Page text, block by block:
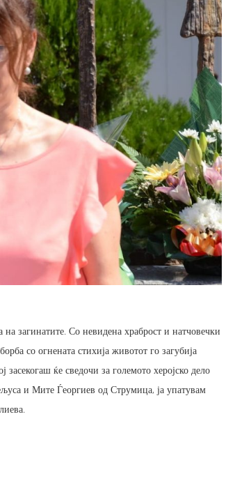
загинатите. Со невидена храброст и натчовечки
со огнената стихија животот го загубија
ќе сведочи за големото херојско дело
и Мите Ѓеоргиев од Струмица, ја упатувам